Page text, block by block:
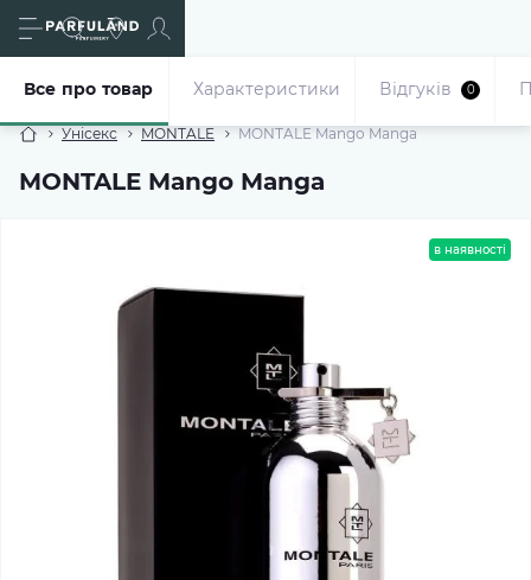
Унісекс MONTALE MONTALE Mango Manga
MONTALE Mango Manga
Все про товар Характеристики Відгуків 0
в наявності